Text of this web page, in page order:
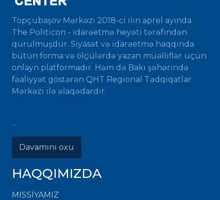
Topçubaşov Mərkəzi 2018-ci ilin aprel ayında
The Politicon - idarəetmə heyəti tərəfindən
qurulmuşdur. Siyasət və idarəetmə haqqında
bütün forma və ölçülərdə yazan müəlliflər üçün
onlayn platformadır. Həm də Bakı şəhərində
fəaliyyət göstərən QHT Regional Tədqiqatlar
Mərkəzi ilə əlaqədardır.
...
Davamını oxu
HAQQIMIZDA
MISSIYAMIZ